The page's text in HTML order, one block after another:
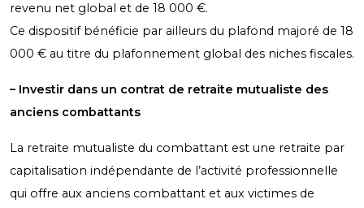
revenu net global et de 18 000 €.
Ce dispositif bénéficie par ailleurs du plafond majoré de 18
000 € au titre du plafonnement global des niches fiscales.
– Investir dans un contrat de retraite mutualiste des
anciens combattants
La retraite mutualiste du combattant est une retraite par
capitalisation indépendante de l’activité professionnelle
qui offre aux anciens combattant et aux victimes de